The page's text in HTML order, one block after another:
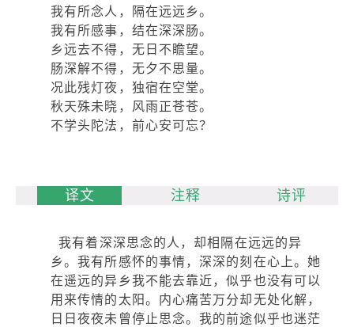
我有所念人，隔在远远乡。
我有所感事，结在深深肠。
乡远去不得，无日不瞻望。
肠深解不得，无夕不思量。
况此残灯夜，独宿在空堂。
秋天殊未晓，风雨正苍苍。
不学头陀法，前心安可忘？
译文 注释 诗评
我有着深深思念的人，却相隔在远远的异
乡。我有所感怀的事情，深深的刻在心上。她
在遥远的异乡我不能去靠近，似乎也没有可以
用来传情的太阳。内心痛苦万分却无处化解，
日日夜夜未曾停止思念。我的前途似乎也迷茫